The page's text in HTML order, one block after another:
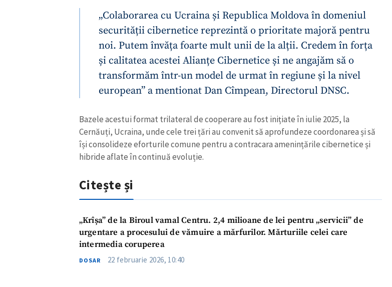
„Colaborarea cu Ucraina și Republica Moldova în domeniul
securității cibernetice reprezintă o prioritate majoră pentru
noi. Putem învăța foarte mult unii de la alții. Credem în forța
și calitatea acestei Alianțe Cibernetice și ne angajăm să o
transformăm într-un model de urmat în regiune și la nivel
european” a mentionat Dan Cîmpean, Directorul DNSC.
Bazele acestui format trilateral de cooperare au fost inițiate în iulie 2025, la
Cernăuți, Ucraina, unde cele trei țări au convenit să aprofundeze coordonarea și să
își consolideze eforturile comune pentru a contracara amenințările cibernetice și
hibride aflate în continuă evoluție.
Citește și
„Krîșa” de la Biroul vamal Centru. 2,4 milioane de lei pentru „servicii” de
urgentare a procesului de vămuire a mărfurilor. Mărturiile celei care
intermedia coruperea
DOSAR 22 februarie 2026, 10:40